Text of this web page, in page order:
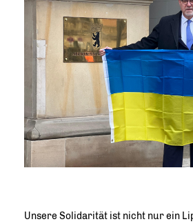
Unsere Solidarität ist nicht nur ein